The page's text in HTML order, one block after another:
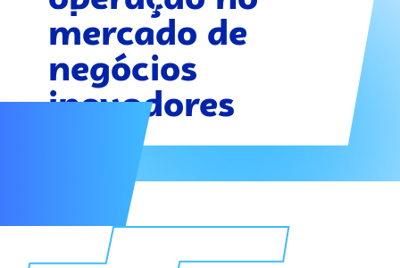
mercado de
negócios
inovadores